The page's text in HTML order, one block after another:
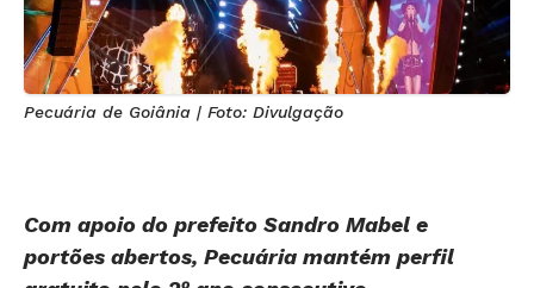
Pecuária de Goiânia | Foto: Divulgação
Com apoio do prefeito Sandro Mabel e
portões abertos, Pecuária mantém perfil